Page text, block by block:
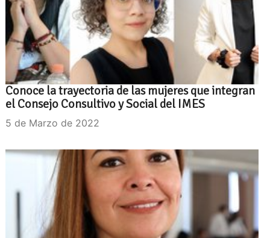
Conoce la trayectoria de las mujeres que integran
el Consejo Consultivo y Social del IMES
5 de Marzo de 2022